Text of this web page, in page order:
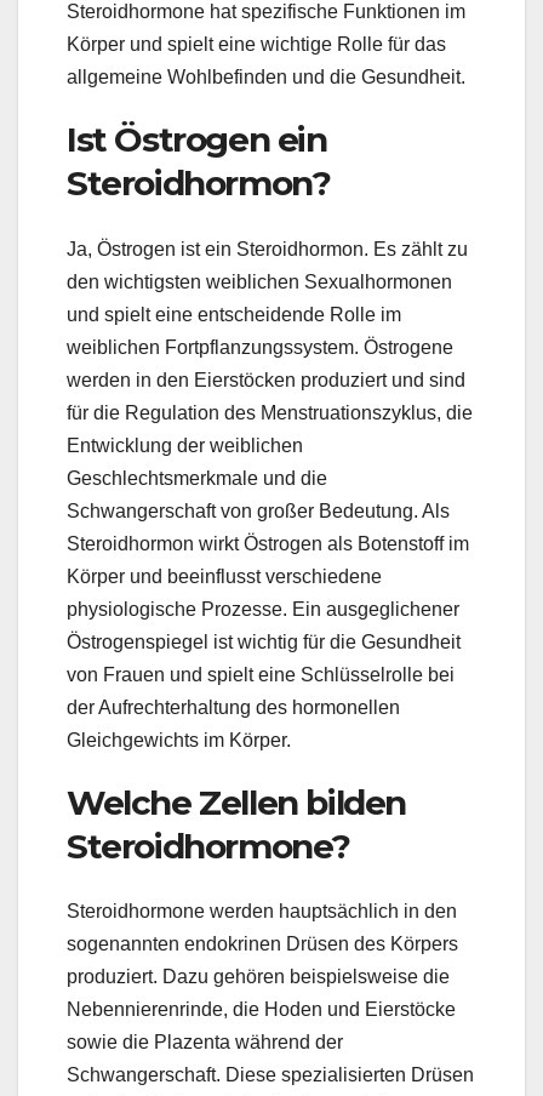
Steroidhormone hat spezifische Funktionen im
Körper und spielt eine wichtige Rolle für das
allgemeine Wohlbefinden und die Gesundheit.
Ist Östrogen ein
Steroidhormon?
Ja, Östrogen ist ein Steroidhormon. Es zählt zu
den wichtigsten weiblichen Sexualhormonen
und spielt eine entscheidende Rolle im
weiblichen Fortpflanzungssystem. Östrogene
werden in den Eierstöcken produziert und sind
für die Regulation des Menstruationszyklus, die
Entwicklung der weiblichen
Geschlechtsmerkmale und die
Schwangerschaft von großer Bedeutung. Als
Steroidhormon wirkt Östrogen als Botenstoff im
Körper und beeinflusst verschiedene
physiologische Prozesse. Ein ausgeglichener
Östrogenspiegel ist wichtig für die Gesundheit
von Frauen und spielt eine Schlüsselrolle bei
der Aufrechterhaltung des hormonellen
Gleichgewichts im Körper.
Welche Zellen bilden
Steroidhormone?
Steroidhormone werden hauptsächlich in den
sogenannten endokrinen Drüsen des Körpers
produziert. Dazu gehören beispielsweise die
Nebennierenrinde, die Hoden und Eierstöcke
sowie die Plazenta während der
Schwangerschaft. Diese spezialisierten Drüsen